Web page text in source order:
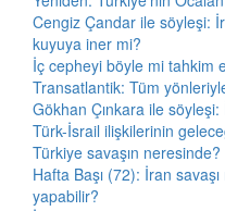
Cengiz Çandar ile söyleşi:
kuyuya iner mi?
İç cepheyi böyle mi tahkim
Transatlantik: Tüm
Gökhan Çınkara ile
Türk-İsrail ilişkilerinin
Türkiye savaşın neresinde?
Hafta Başı (72): İran
yapabilir?